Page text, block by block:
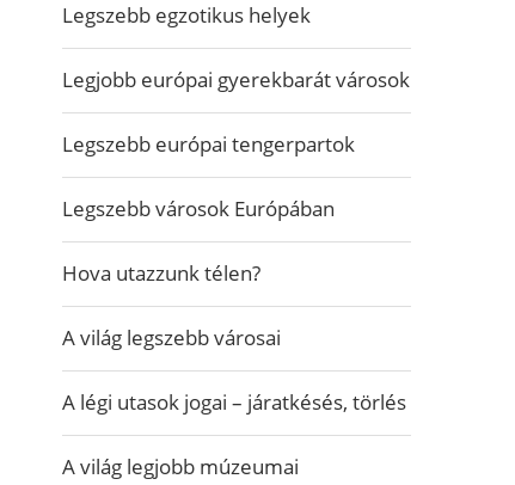
Legszebb egzotikus helyek
Legjobb európai gyerekbarát városok
Legszebb európai tengerpartok
Legszebb városok Európában
Hova utazzunk télen?
A világ legszebb városai
A légi utasok jogai – járatkésés, törlés
A világ legjobb múzeumai